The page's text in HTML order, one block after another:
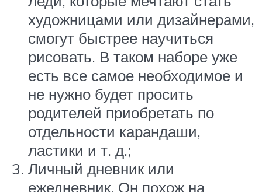
художницами или дизайнерами,
смогут быстрее научиться
рисовать. В таком наборе уже
есть все самое необходимое и
не нужно будет просить
родителей приобретать по
отдельности карандаши,
ластики и т. д.;
Личный дневник или
ежедневник. Он похож на